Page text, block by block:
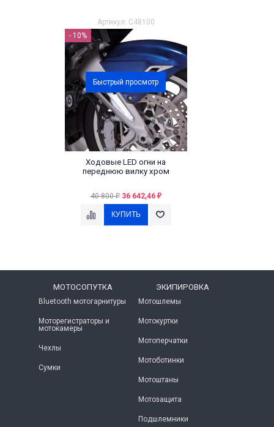
Артикул: C48100
- 10%
Быстрый просмотр
Ходовые LED огни на
переднюю вилку хром
40 800₽ 36 642,46 ₽
МОТОСОПУТКА
Bluetooth мотогарнитуры
Моторегистраторы и
мотокамеры
Чехлы
Сумки
ЭКИПИРОВКА
Мотошлемы
Мотокуртки
Мотоперчатки
Мотоботинки
Мотоштаны
Мотозащита
Подшлемники